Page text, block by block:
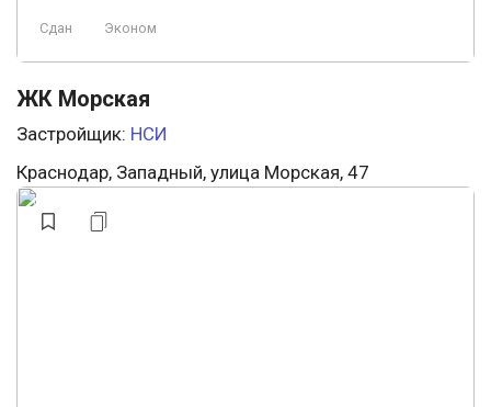
Сдан Эконом
ЖК Морская
Застройщик: НСИ
Краснодар, Западный, улица Морская, 47